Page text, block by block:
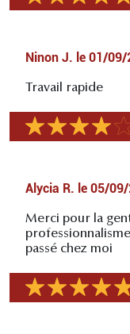
Ninon J. le 01/09/
Travail rapide
Alycia R. le 05/
Merci pour la
passé chez moi